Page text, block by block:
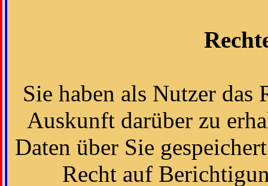
Sie haben als Nutzer das
Auskunft darüber zu
Daten über Sie
Recht auf